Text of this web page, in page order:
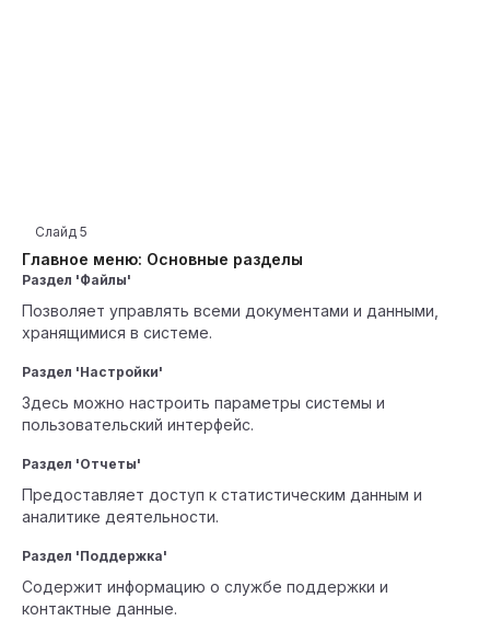
Главное меню: Основные разделы
Слайд 5
Раздел 'Файлы'
Позволяет управлять всеми документами и данными,
хранящимися в системе.
Раздел 'Настройки'
Здесь можно настроить параметры системы и
пользовательский интерфейс.
Раздел 'Отчеты'
Предоставляет доступ к статистическим данным и
аналитике деятельности.
Раздел 'Поддержка'
Содержит информацию о службе поддержки и
контактные данные.